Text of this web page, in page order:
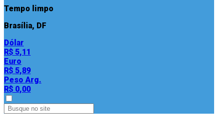
Tempo limpo
Brasília, DF
Dólar
R$ 5,11
Euro
R$ 5,89
Peso Arg.
R$ 0,00